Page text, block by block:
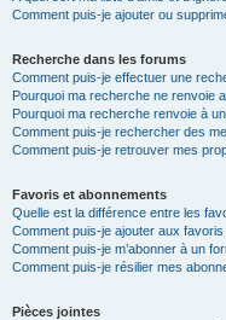
Comment puis-je ajouter ou
Recherche dans les forums
Comment puis-je effectuer une
Pourquoi ma recherche ne renvoie
Pourquoi ma recherche renvoie à
Comment puis-je rechercher des
Comment puis-je retrouver mes
Favoris et abonnements
Quelle est la différence entre les
Comment puis-je ajouter aux
Comment puis-je m’abonner à un
Comment puis-je résilier mes
Pièces jointes